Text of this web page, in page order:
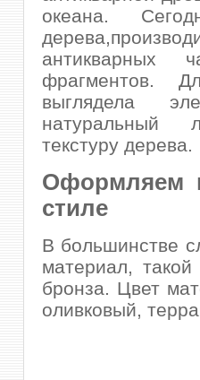
океана.
антикварных
фрагментов.
выглядела
натуральный
текстуру дерева.
Оформляем
стиле
В большинстве
материал,
бронза. Цвет
оливковый,